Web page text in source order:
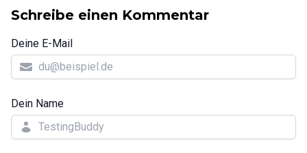
Schreibe einen Kommentar
Deine E-Mail
Dein Name